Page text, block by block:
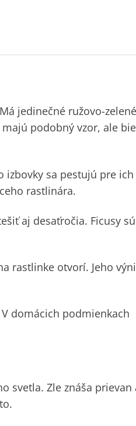
jedinečné ružovo-
majú podobný vzor, ale
izbovky sa pestujú pre ich
rastlinára.
aj desaťročia. Ficusy sú
rastlinke otvorí. Jeho
domácich podmienkach
svetla. Zle znáša prievan